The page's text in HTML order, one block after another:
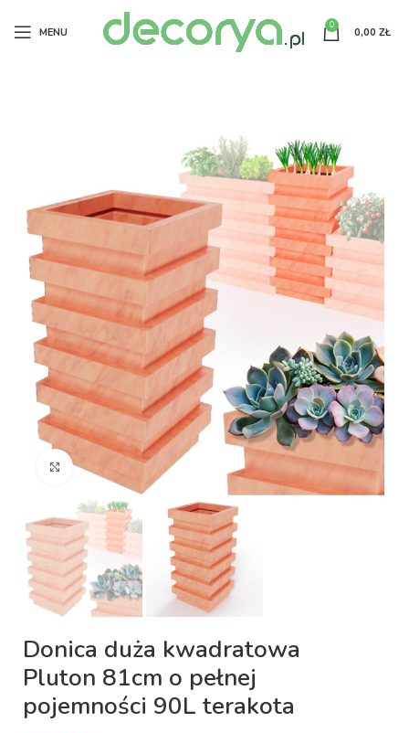
MENU
0
0,00 ZŁ
Kliknij aby powiększyć
Donica duża kwadratowa
Pluton 81cm o pełnej
pojemności 90L terakota